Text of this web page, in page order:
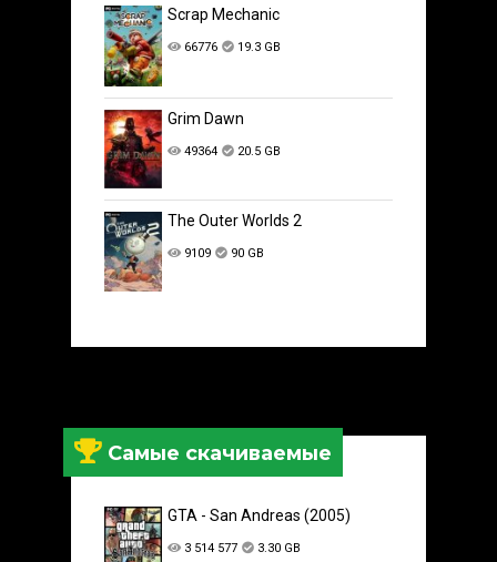
Scrap Mechanic
66776 19.3 GB
Grim Dawn
49364 20.5 GB
The Outer Worlds 2
9109 90 GB
Самые скачиваемые
GTA - San Andreas (2005)
3 514 577 3.30 GB